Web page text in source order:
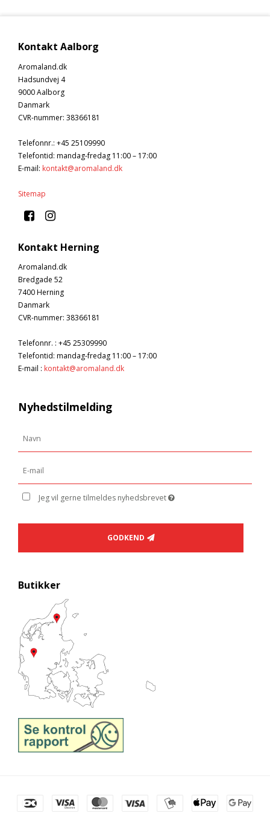
Kontakt Aalborg
Aromaland.dk
Hadsundvej 4
9000 Aalborg
Danmark
CVR-nummer: 38366181
Telefonnr.: +45 25109990
Telefontid: mandag-fredag 11:00 – 17:00
E-mail: kontakt@aromaland.dk
Sitemap
Kontakt Herning
Aromaland.dk
Bredgade 52
7400 Herning
Danmark
CVR-nummer: 38366181
Telefonnr. : +45 25309990
Telefontid: mandag-fredag 11:00 – 17:00
E-mail : kontakt@aromaland.dk
Nyhedstilmelding
Jeg vil gerne tilmeldes nyhedsbrevet
GODKEND
Butikker